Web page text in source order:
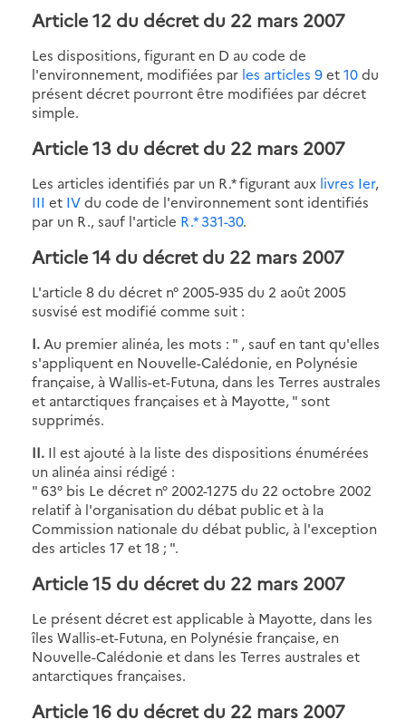
Article 12 du décret du 22 mars 2007
Les dispositions, figurant en D au code de
l'environnement, modifiées par les articles 9et10du
présent décret pourront être modifiées par décret
simple.
Article 13 du décret du 22 mars 2007
Les articles identifiés par un R.* figurant aux livres Ier,
III et IVdu code de l'environnement sont identifiés
par un R., sauf l'article R.* 331-30.
Article 14 du décret du 22 mars 2007
L'article 8 du décret n° 2005-935 du 2 août 2005
susvisé est modifié comme suit :
I. Au premier alinéa, les mots : " , sauf en tant qu'elles
s'appliquent en Nouvelle-Calédonie, en Polynésie
française, à Wallis-et-Futuna, dans les Terres australes
et antarctiques françaises et à Mayotte, " sont
supprimés.
II. Il est ajouté à la liste des dispositions énumérées
un alinéa ainsi rédigé :
" 63° bis Le décret n° 2002-1275 du 22 octobre 2002
relatif à l'organisation du débat public et à la
Commission nationale du débat public, à l'exception
des articles 17 et 18 ; ".
Article 15 du décret du 22 mars 2007
Le présent décret est applicable à Mayotte, dans les
îles Wallis-et-Futuna, en Polynésie française, en
Nouvelle-Calédonie et dans les Terres australes et
antarctiques françaises.
Article 16 du décret du 22 mars 2007